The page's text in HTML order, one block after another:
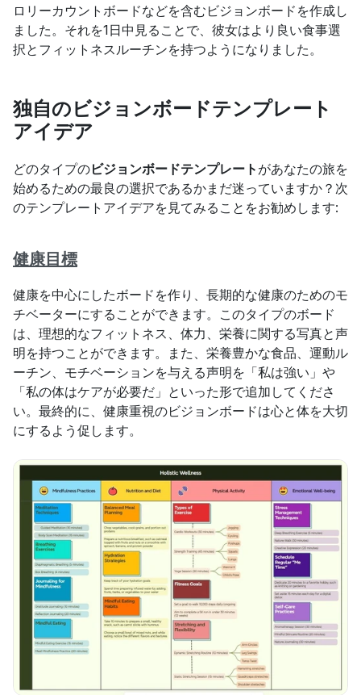
ロリーカウントボードなどを含むビジョンボードを作成し
ました。それを1日中見ることで、彼女はより良い食事選
択とフィットネスルーチンを持つようになりました。
独自のビジョンボードテンプレート
アイデア
どのタイプのビジョンボードテンプレート があなたの旅を
始めるための最良の選択であるかまだ迷っていますか？次
のテンプレートアイデアを見てみることをお勧めします:
健康目標
健康を中心にしたボードを作り、長期的な健康のためのモ
チベーターにすることができます。このタイプのボード
は、理想的なフィットネス、体力、栄養に関する写真と声
明を持つことができます。また、栄養豊かな食品、運動ル
ーチン、モチベーションを与える声明を「私は強い」や
「私の体はケアが必要だ」といった形で追加してくださ
い。最終的に、健康重視のビジョンボードは心と体を大切
にするよう促します。